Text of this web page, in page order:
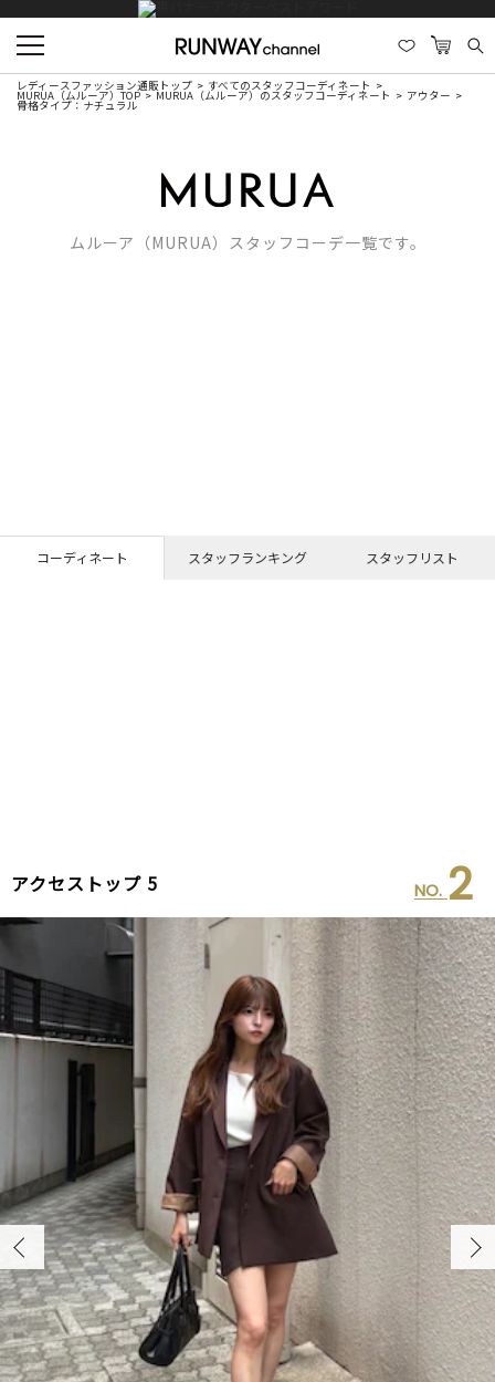
レディースファッション通販トップ すべてのスタッフコーディネート
MURUA（ムルーア）TOP MURUA（ムルーア）のスタッフコーディネート アウター
骨格タイプ：ナチュラル
ムルーア（MURUA）スタッフコーデ一覧です。
コーディネート スタッフランキング スタッフリスト
アクセストップ 5 NO. 2